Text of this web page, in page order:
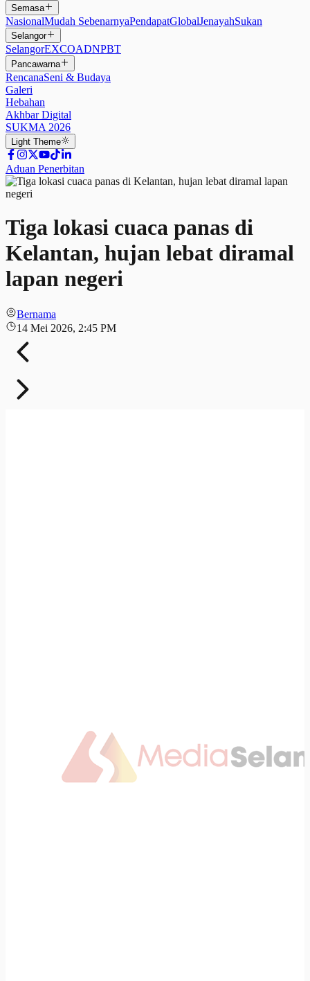
Semasa
NasionalMudah SebenarnyaPendapatGlobalJenayahSukan
Selangor
SelangorEXCOADNPBT
Pancawarna
RencanaSeni & Budaya
Galeri
Hebahan
Akhbar Digital
SUKMA 2026
Light Theme
Aduan Penerbitan
Tiga lokasi cuaca panas di
Kelantan, hujan lebat diramal
lapan negeri
Bernama
14 Mei 2026, 2:45 PM